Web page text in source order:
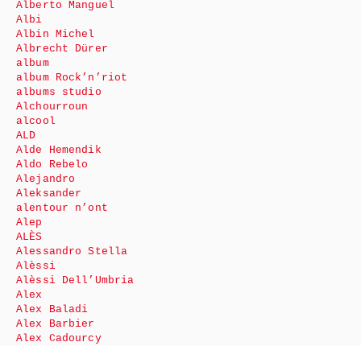
Alberto Manguel
Albi
Albin Michel
Albrecht Dürer
album
album Rock’n’riot
albums studio
Alchourroun
alcool
ALD
Alde Hemendik
Aldo Rebelo
Alejandro
Aleksander
alentour n’ont
Alep
ALÈS
Alessandro Stella
Alèssi
Alèssi Dell’Umbria
Alex
Alex Baladi
Alex Barbier
Alex Cadourcy